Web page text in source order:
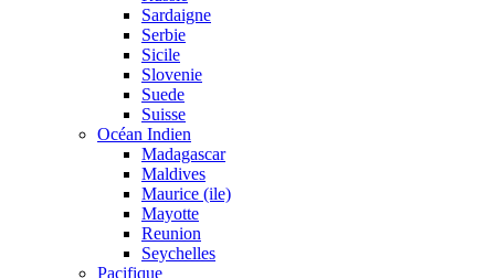
Sardaigne
Serbie
Sicile
Slovenie
Suede
Suisse
Océan Indien
Madagascar
Maldives
Maurice (ile)
Mayotte
Reunion
Seychelles
Pacifique